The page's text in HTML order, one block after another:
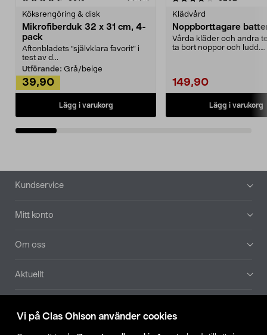
Vi på Clas Ohlson använder cookies
Köksrengöring & disk
Mikrofiberduk 32 x 31 cm, 4-
pack
Aftonbladets "självklara favorit” i
test av d...
Utförande: Grå/beige
39,90
Lägg i varukorg
Klädvård
Noppborttagare
Vårda kläder och andra
ta bort noppor och ludd.
149,90
Lägg i varukorg
Sidfot
Kundservice
Mitt konto
Om oss
Aktuellt
Hitta butik